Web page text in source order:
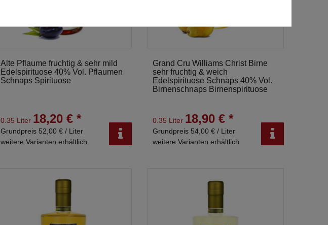
Alte Pflaume fruchtig & sehr mild
Edelspirituose 40% Vol. Pflaumen
Schnaps Spirituose
0.35 Liter 18,20 € *
Grundpreis 52,00 € / Liter
weitere Varianten erhältlich
Grand Cru Williams Christ Birne
sehr fruchtig & weich
Edelspirituose Schnaps 40% Vol.
Birnenschnaps Birnenspirituose
0.35 Liter 18,90 € *
Grundpreis 54,00 € / Liter
weitere Varianten erhältlich